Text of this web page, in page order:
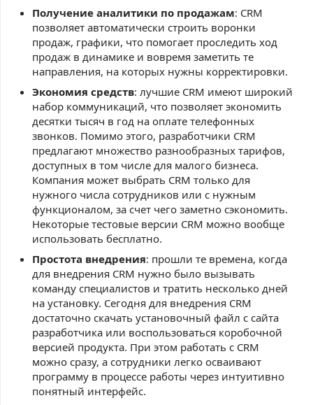
Получение аналитики по продажам: CRM
позволяет автоматически строить воронки
продаж, графики, что помогает проследить ход
продаж в динамике и вовремя заметить те
направления, на которых нужны корректировки.
Экономия средств: лучшие CRM имеют широкий
набор коммуникаций, что позволяет экономить
десятки тысяч в год на оплате телефонных
звонков. Помимо этого, разработчики CRM
предлагают множество разнообразных тарифов,
доступных в том числе для малого бизнеса.
Компания может выбрать CRM только для
нужного числа сотрудников или с нужным
функционалом, за счет чего заметно сэкономить.
Некоторые тестовые версии CRM можно вообще
использовать бесплатно.
Простота внедрения: прошли те времена, когда
для внедрения CRM нужно было вызывать
команду специалистов и тратить несколько дней
на установку. Сегодня для внедрения CRM
достаточно скачать установочный файл с сайта
разработчика или воспользоваться коробочной
версией продукта. При этом работать с CRM
можно сразу, а сотрудники легко осваивают
программу в процессе работы через интуитивно
понятный интерфейс.